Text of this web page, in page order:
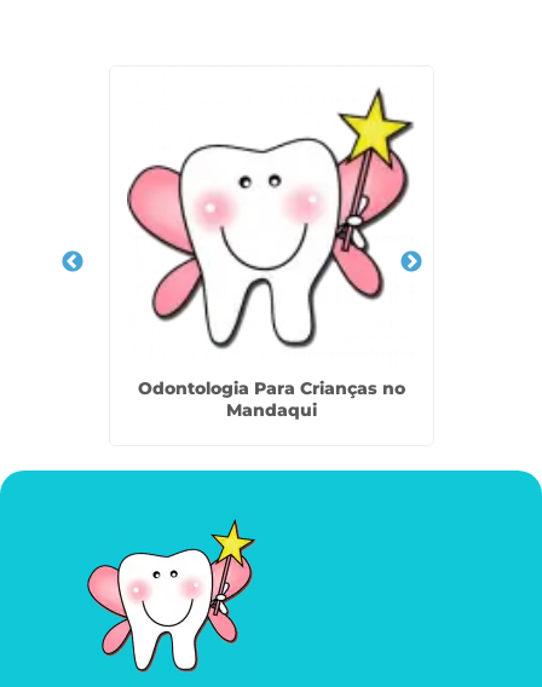
Odontologia Para Crianças no
Mandaqui